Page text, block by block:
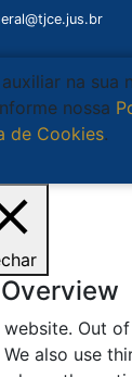
na sua
nossa
de Cookies.
Out
also use